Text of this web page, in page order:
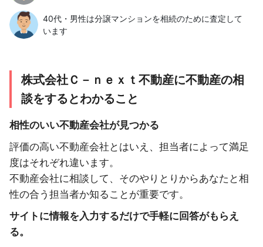
40代・男性は分譲マンションを相続のために査定して
います
株式会社Ｃ－ｎｅｘｔ不動産に不動産の相
談をするとわかること
相性のいい不動産会社が見つかる
評価の高い不動産会社とはいえ、担当者によって満足
度はそれぞれ違います。
不動産会社に相談して、そのやりとりからあなたと相
性の合う担当者か知ることが重要です。
サイトに情報を入力するだけで手軽に回答がもらえ
る。